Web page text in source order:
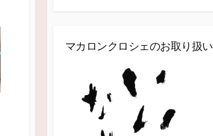
マカロンクロシェのお取り扱い